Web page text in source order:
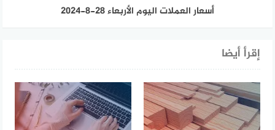
أسعار العملات اليوم الأربعاء 28-8-2024
إقرأ أيضا